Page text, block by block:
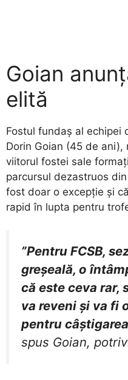
Goian
elită
​Fostul fundaș al
Dorin Goian (45 de
viitorul fostei sale
parcursul dezastruos
fost doar o excepție și
rapid în lupta pentru
”Pentru FCSB,
greșeală, o
că este ceva rar,
va reveni și va fi
pentru
spus Goian,